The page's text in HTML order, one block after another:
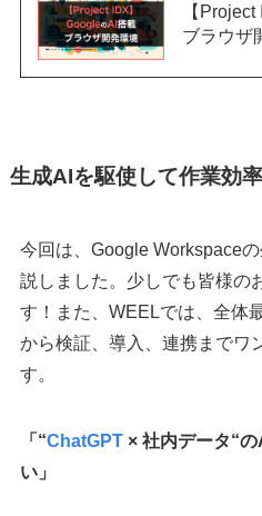
【
ブラウザ
生成AIを駆使して作業効
今回は、Google Workspaceの
説しました。少しでも皆様の
す！また、WEELでは、全体
から検証、導入、連携までワ
す。
「“ChatGPT × 社内データ“
い」